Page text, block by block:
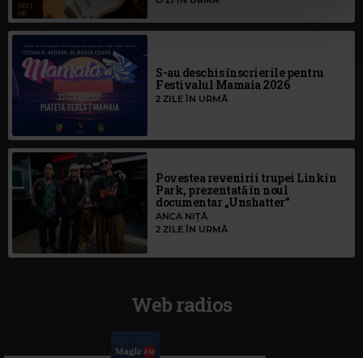
cu utilizarea modulelor noastre cookie.
S-au deschis înscrierile pentru
Festivalul Mamaia 2026
2 ZILE ÎN URMĂ
Povestea revenirii trupei Linkin
Park, prezentată în noul
documentar „Unshatter”
ANCA NIȚĂ
2 ZILE ÎN URMĂ
Web radios